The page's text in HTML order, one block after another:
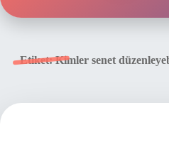
Etiket:Kimler senet